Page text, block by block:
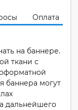
Оплата
на баннере.
ткани с
баннера могут
дальнейшего